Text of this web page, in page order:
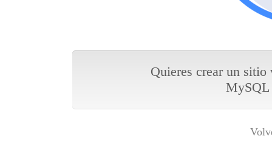
Quieres crear un sitio
MySQL